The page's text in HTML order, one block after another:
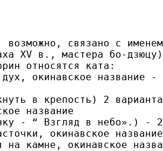
возможно, связано с именем
XV в., мастера бо-
относятся ката:
окинавское название
в крепость) 2
название
- “ Взгляд в небо».) - 2
окинавское
на камне, окинавское